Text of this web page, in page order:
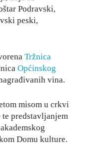
Podravski,
peski,
Tržnica
Općinskog
vina.
misom u crkvi
te predstavljanjem
Domu kulture.